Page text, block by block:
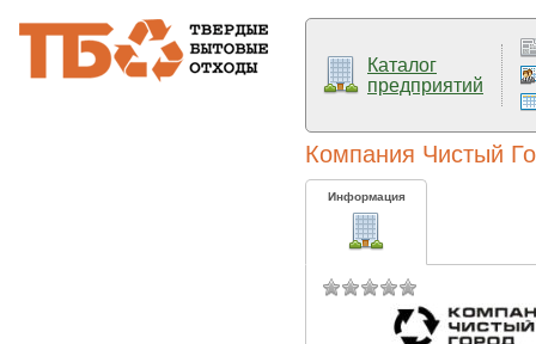
Каталог
предприятий
Компания Чистый
Информация